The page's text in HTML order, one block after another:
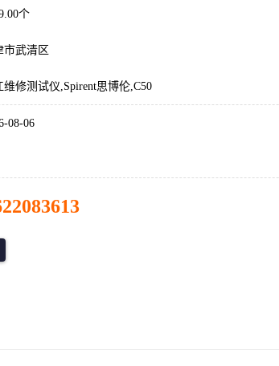
个
市武清区
维修测试仪,Spirent思博伦,C50
08-06